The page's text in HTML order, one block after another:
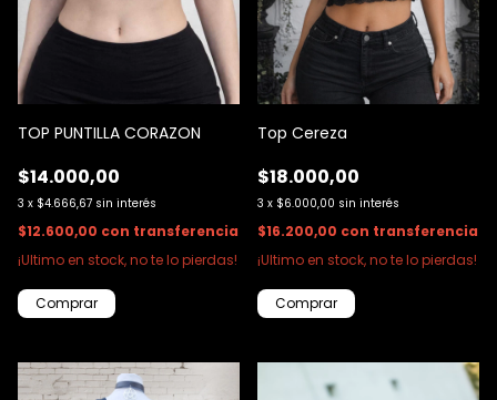
TOP PUNTILLA CORAZON
$14.000,00
3 x $4.666,67 sin interés
$12.600,00 con transferencia
¡Ultimo en stock, no te lo pierdas!
Comprar
Top Cereza
$18.000,00
3 x $6.000,00 sin interés
$16.200,00 con transferencia
¡Ultimo en stock, no te lo pierdas!
Comprar